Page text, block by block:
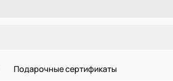
Подарочные сертификаты